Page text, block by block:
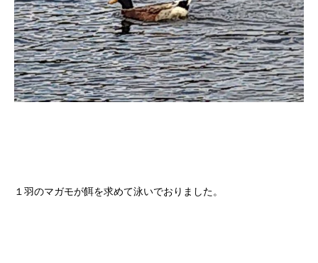
１羽のマガモが餌を求めて泳いでおりました。